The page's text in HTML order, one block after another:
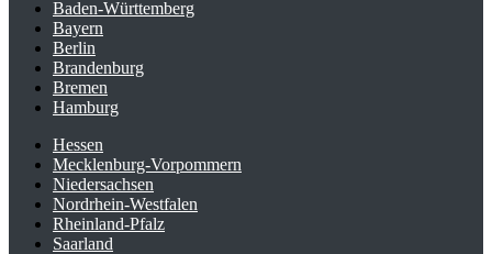
Baden-Württemberg
Bayern
Berlin
Brandenburg
Bremen
Hamburg
Hessen
Mecklenburg-Vorpommern
Niedersachsen
Nordrhein-Westfalen
Rheinland-Pfalz
Saarland